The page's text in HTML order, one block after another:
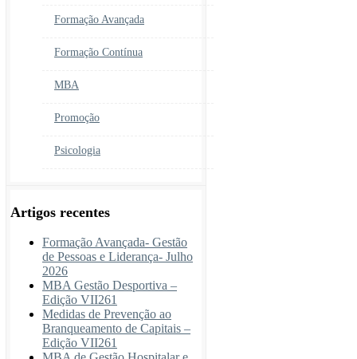
Formação Avançada
Formação Contínua
MBA
Promoção
Psicologia
Artigos recentes
Formação Avançada- Gestão
de Pessoas e Liderança- Julho
2026
MBA Gestão Desportiva –
Edição VII261
Medidas de Prevenção ao
Branqueamento de Capitais –
Edição VII261